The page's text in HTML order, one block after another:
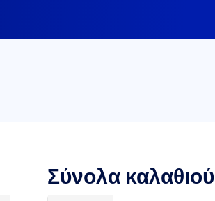
Σύνολα καλαθιού